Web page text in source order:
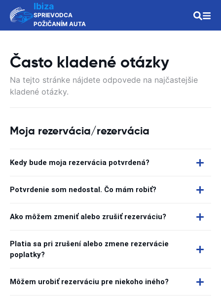
Ibiza
SPRIEVODCA
POŽIČANÍM AUTA
Často kladené otázky
Na tejto stránke nájdete odpovede na najčastejšie
kladené otázky.
Moja rezervácia/rezervácia
Kedy bude moja rezervácia potvrdená?
Potvrdenie som nedostal. Čo mám robiť?
Ako môžem zmeniť alebo zrušiť rezerváciu?
Platia sa pri zrušení alebo zmene rezervácie
poplatky?
Môžem urobiť rezerváciu pre niekoho iného?